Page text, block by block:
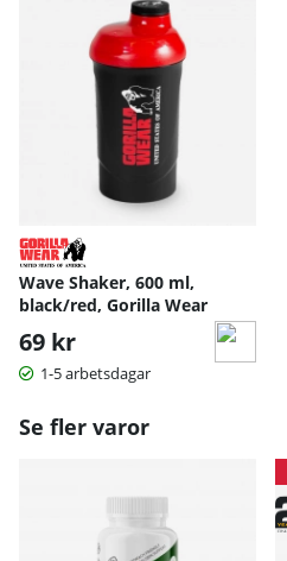
tär
t
30 %
M
ag
ne
mk
bo
600 mg
Wave Shaker, 600 ml,
black/red, Gorilla Wear
69 kr
1-5 arbetsdagar
Se fler varor